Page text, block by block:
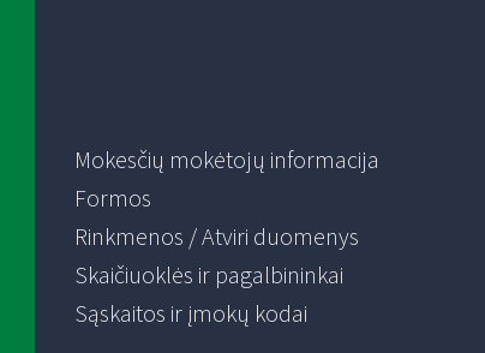
Mokesčių mokėtojų informacija
Formos
Rinkmenos / Atviri duomenys
Skaičiuoklės ir pagalbininkai
Sąskaitos ir įmokų kodai